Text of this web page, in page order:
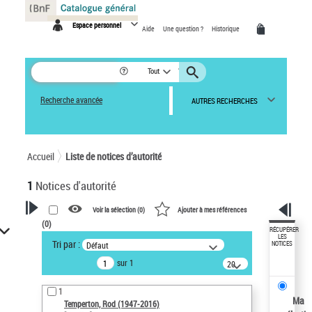
Espace personnel Aide Une question ? Historique
Tout
Recherche avancée AUTRES RECHERCHES
Accueil Liste de notices d’autorité
1 Notices d'autorité
VOTRE RECHERCHE
Recherche avancée dans les
notices d’autorité
Œuvres liées à l'auteur :
Temperton, Rod (1947-2016)
Voir la sélection (0) Ajouter à mes références
(0)
Tri par : Défaut
sur 1
20
résultats/page
1
Temperton, Rod (1947-2016)
RÉCUPÉRER
LES
NOTICES
Ma
Panneau de gestion des cookies